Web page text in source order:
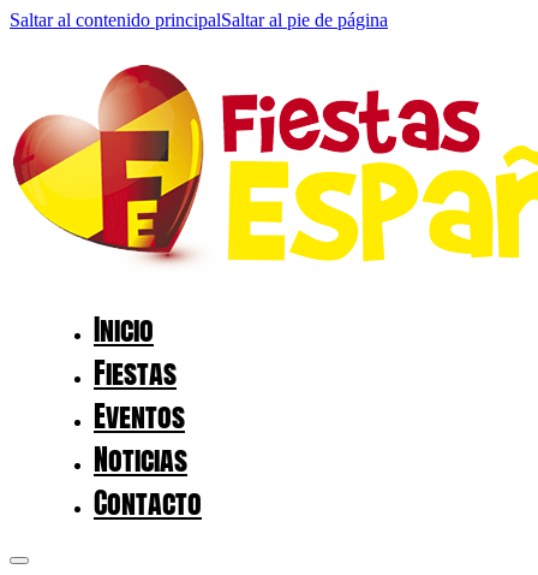
Saltar al contenido principalSaltar al pie de página
Inicio
Fiestas
Eventos
Noticias
Contacto